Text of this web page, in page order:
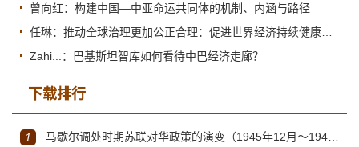
曾向红：构建中国—中亚命运共同体的机制、内涵与路径
Zahi...：巴基斯坦智库如何看待中巴经济走廊？
下载排行
1 马歇尔调处时期苏联对华政策的演变（1945年12月～1947年1月）